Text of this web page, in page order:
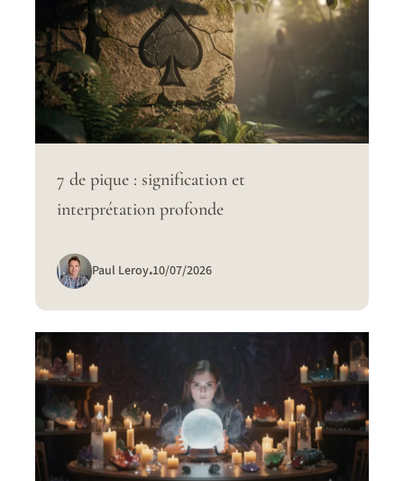
7 de pique : signification et
interprétation profonde
Paul Leroy.10/07/2026